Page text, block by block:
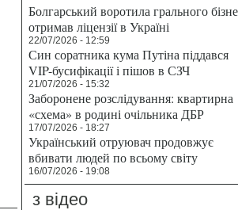
Болгарський воротила грального
отримав ліцензії в Україні
22/07/2026 - 12:59
Син соратника кума Путіна піддався
VIP-бусифікації і пішов в СЗЧ
21/07/2026 - 15:32
Заборонене розслідування: квартирна
«схема» в родині очільника ДБР
17/07/2026 - 18:27
Український отруювач продовжує
вбивати людей по всьому світу
16/07/2026 - 19:08
з відео